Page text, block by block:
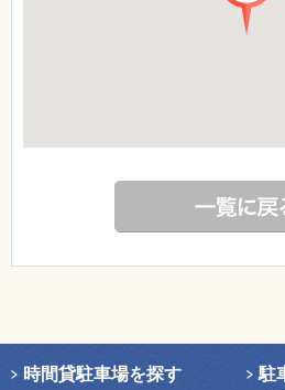
時間貸駐車場を探す
駐